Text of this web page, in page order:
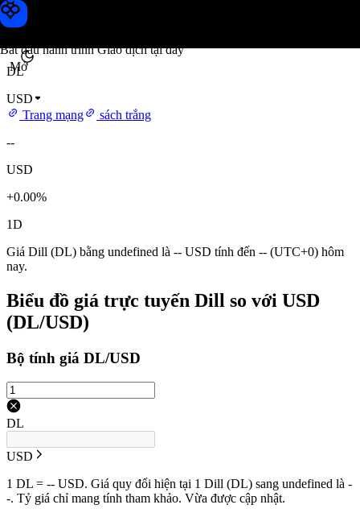
Bắt đầu hành trình Giao dịch tại đây
Mở
Giá Dill
DL
USD
Trang mạng
sách trắng
--
USD
+0.00%
1D
Giá Dill (DL) bằng undefined là -- USD tính đến -- (UTC+0) hôm
nay.
Biểu đồ giá trực tuyến Dill so với USD
(DL/USD)
Bộ tính giá DL/USD
DL
USD
1 DL = -- USD. Giá quy đổi hiện tại 1 Dill (DL) sang undefined là -
-. Tỷ giá chỉ mang tính tham khảo. Vừa được cập nhật.